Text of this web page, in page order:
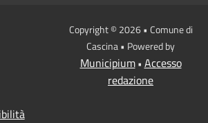
Copyright © 2026 • Comune di
Cascina • Powered by
Municipium• Accesso
redazione